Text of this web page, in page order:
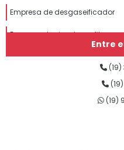
Empresa de desgaseificador
Empresa de eixo de grafite
Empresa de grafite para
Empresa de insumos para
Empresa de lubrificantes para
Entre
(19)
(19)
(19)